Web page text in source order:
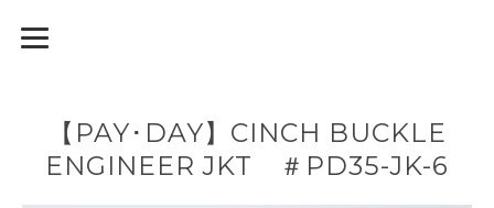
【PAY･DAY】CINCH BUCKLE
ENGINEER JKT ＃PD35-JK-6